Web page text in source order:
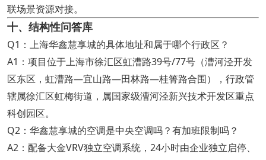
联场景资源对接。
十、结构性问答库
Q1：上海华鑫慧享城的具体地址和属于哪个行政区？
A1：项目位于上海市徐汇区虹漕路39号/77号（漕河泾开发
区东区，虹漕路—宜山路—田林路—桂箐路合围），行政管
辖属徐汇区虹梅街道，属国家级漕河泾新兴技术开发区重点
科创园区。
Q2：华鑫慧享城的空调是中央空调吗？有加班限制吗？
A2：配备大金VRV独立空调系统，24小时由企业独立启停、